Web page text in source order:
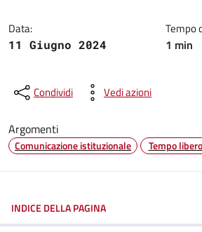
Data:
11 Giugno 2024
Tempo
1 min
Condividi Vedi azioni
Argomenti
Comunicazione istituzionale Tempo libero
INDICE DELLA PAGINA